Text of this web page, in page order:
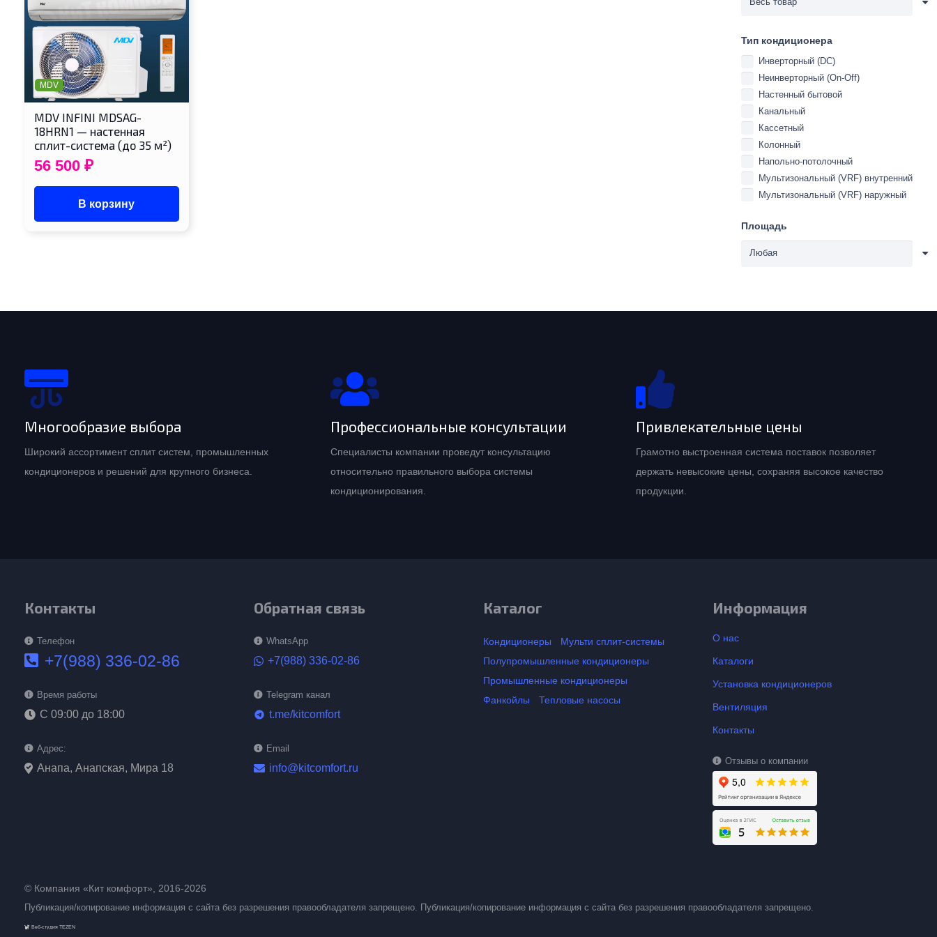
MDV
MDV INFINI MDSAG-
18HRN1 — настенная
сплит-система (до 35 м²)
56 500 ₽
В корзину
Тип кондиционера
Инверторный (DC)
Неинверторный (On-Off)
Настенный бытовой
Канальный
Кассетный
Колонный
Напольно-потолочный
Мультизональный (VRF) внутренний
Мультизональный (VRF) наружный
Площадь
Многообразие выбора
Широкий ассортимент сплит систем, промышленных
кондиционеров и решений для крупного бизнеса.
Профессиональные консультации
Специалисты компании проведут консультацию
относительно правильного выбора системы
кондиционирования.
Привлекательные цены
Грамотно выстроенная система поставок позволяет
держать невысокие цены, сохраняя высокое качество
продукции.
Контакты
Телефон
+7(988) 336-02-86
Время работы
С 09:00 до 18:00
Адрес:
Анапа, Анапская, Мира 18
Обратная связь
WhatsApp
+7(988) 336-02-86
Telegram канал
telegram t.me/kitcomfort
Email
info@kitcomfort.ru
Каталог
Кондиционеры
Мульти сплит-системы
Полупромышленные кондиционеры
Промышленные кондиционеры
Фанкойлы
Тепловые насосы
Информация
О нас
Каталоги
Установка кондиционеров
Вентиляция
Контакты
Отзывы о компании
© Компания «Кит комфорт», 2016-2026
Публикация/копирование информация с сайта без разрешения правообладателя запрещено. Публикация/копирование информация с сайта без разрешения правообладателя запрещено.
Веб-студия TEZEN